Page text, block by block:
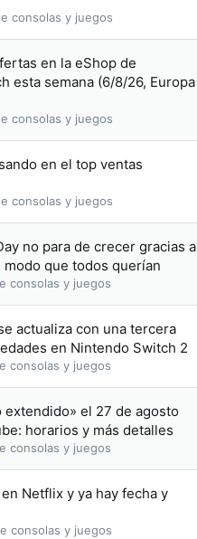
consolas y juegos
en la eShop de
esta semana (6/8/26, Europa
consolas y juegos
en el top ventas
consolas y juegos
no para de crecer gracias a
que todos querían
consolas y juegos
actualiza con una tercera
en Nintendo Switch 2
consolas y juegos
extendido» el 27 de agosto
horarios y más detalles
consolas y juegos
Netflix y ya hay fecha y
consolas y juegos